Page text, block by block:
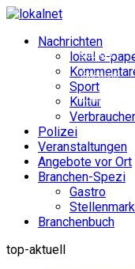
e-paper
facebook
instagram
Nachrichten
lokal e-
Sport
Kultur
Polizei
Veranstaltungen
Angebote vor Ort
Branchen-Spezi
Gastro
Branchenbuch
top-aktuell